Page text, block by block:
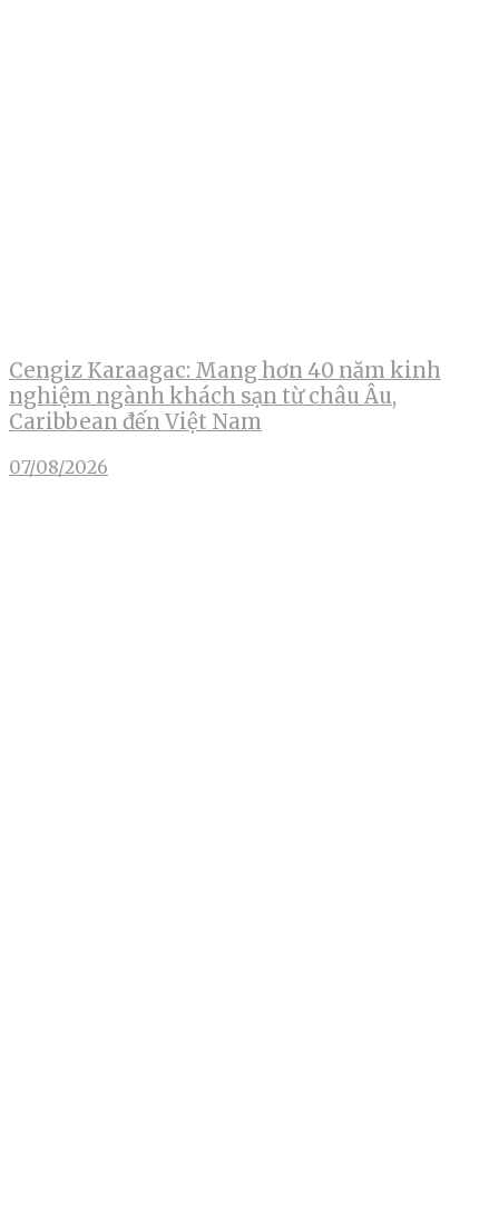
Cengiz Karaagac: Mang hơn 40 năm kinh
nghiệm ngành khách sạn từ châu Âu,
Caribbean đến Việt Nam
07/08/2026